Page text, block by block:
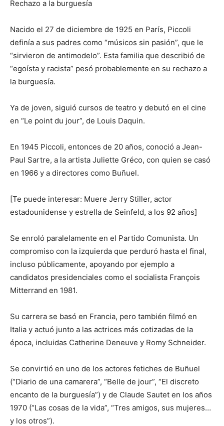
Rechazo a la burguesía
Nacido el 27 de diciembre de 1925 en París, Piccoli
definía a sus padres como “músicos sin pasión”, que le
“sirvieron de antimodelo”. Esta familia que describió de
“egoísta y racista” pesó probablemente en su rechazo a
la burguesía.
Ya de joven, siguió cursos de teatro y debutó en el cine
en “Le point du jour”, de Louis Daquin.
En 1945 Piccoli, entonces de 20 años, conoció a Jean-
Paul Sartre, a la artista Juliette Gréco, con quien se casó
en 1966 y a directores como Buñuel.
[Te puede interesar: Muere Jerry Stiller, actor
estadounidense y estrella de Seinfeld, a los 92 años]
Se enroló paralelamente en el Partido Comunista. Un
compromiso con la izquierda que perduró hasta el final,
incluso públicamente, apoyando por ejemplo a
candidatos presidenciales como el socialista François
Mitterrand en 1981.
Su carrera se basó en Francia, pero también filmó en
Italia y actuó junto a las actrices más cotizadas de la
época, incluidas Catherine Deneuve y Romy Schneider.
Se convirtió en uno de los actores fetiches de Buñuel
(“Diario de una camarera”, “Belle de jour”, “El discreto
encanto de la burguesía”) y de Claude Sautet en los años
1970 (“Las cosas de la vida”, “Tres amigos, sus mujeres…
y los otros”).